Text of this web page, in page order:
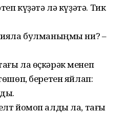
күҙәтә лә күҙәтә. Тик
булманыңмы ни? –
ла өҫкәрәк менеп
беретен яйлап:
йомоп алды ла, тағы